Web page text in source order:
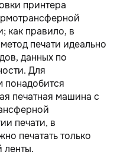
принтера
как правило, в
печати идеально
данных по
Для
понадобится
печатная машина с
печати, в
печатать только
ленты.